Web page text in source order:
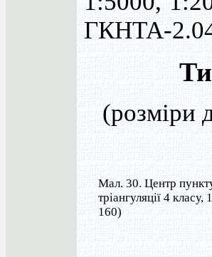
ГКНТА-
(розміри
Мал. 30. Центр пункту
тріангуляції 4
160)